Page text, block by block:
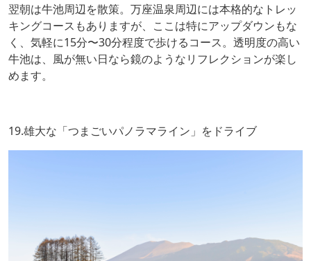
翌朝は牛池周辺を散策。万座温泉周辺には本格的なトレッ
キングコースもありますが、ここは特にアップダウンもな
く、気軽に15分〜30分程度で歩けるコース。透明度の高い
牛池は、風が無い日なら鏡のようなリフレクションが楽し
めます。
19.雄大な「つまごいパノラマライン」をドライブ